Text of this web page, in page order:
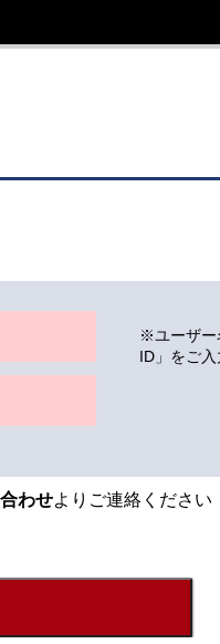
※ユーザー
ID」をご入
わせよりご連絡ください